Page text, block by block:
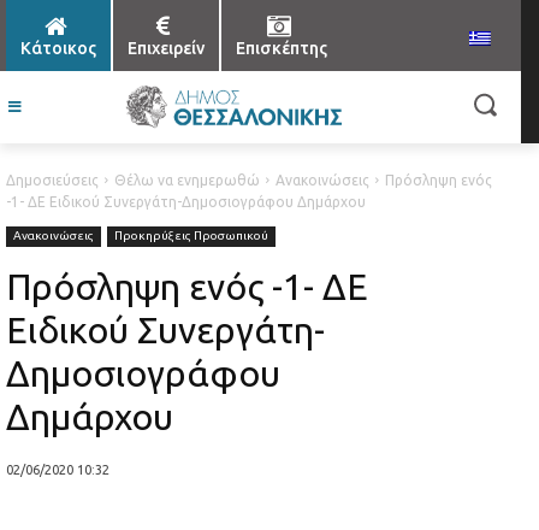
Κάτοικος Επιχειρείν Επισκέπτης
Δημοσιεύσεις Θέλω να ενημερωθώ Ανακοινώσεις
Πρόσληψη ενός
-1- ΔΕ Ειδικού Συνεργάτη-Δημοσιογράφου Δημάρχου
Ανακοινώσεις Προκηρύξεις Προσωπικού
Πρόσληψη ενός -1- ΔΕ
Ειδικού Συνεργάτη-
Δημοσιογράφου
Δημάρχου
02/06/2020 10:32